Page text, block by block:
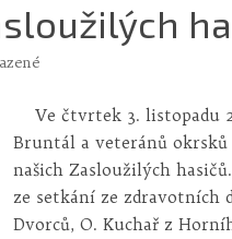
Ve čtvrtek 3. listopadu
Bruntál a veteránů okrsků
našich Zasloužilých
ze setkání ze zdravotních
Dvorců, O. Kuchař z